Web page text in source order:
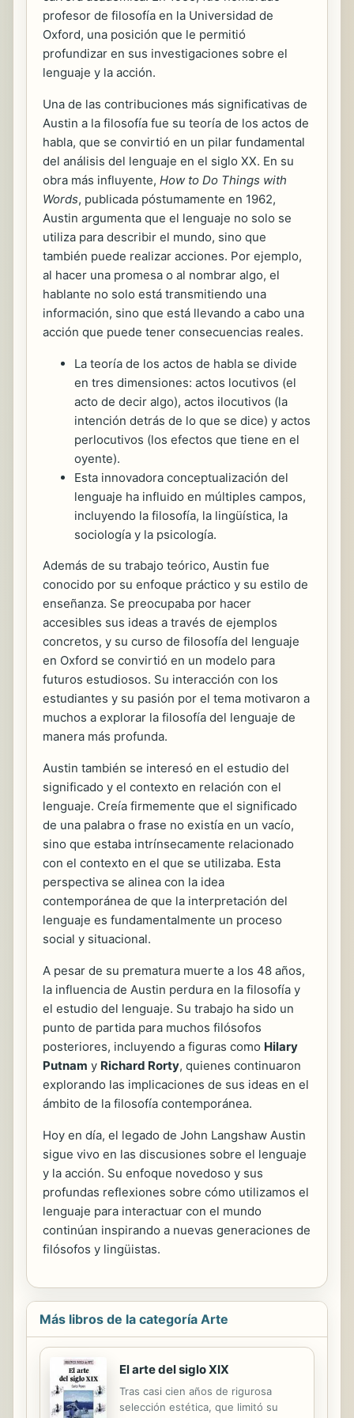
profesor de filosofía en la Universidad de
Oxford, una posición que le permitió
profundizar en sus investigaciones sobre el
lenguaje y la acción.
Una de las contribuciones más significativas de
Austin a la filosofía fue su teoría de los actos de
habla, que se convirtió en un pilar fundamental
del análisis del lenguaje en el siglo XX. En su
obra más influyente, How to Do Things with
Words, publicada póstumamente en 1962,
Austin argumenta que el lenguaje no solo se
utiliza para describir el mundo, sino que
también puede realizar acciones. Por ejemplo,
al hacer una promesa o al nombrar algo, el
hablante no solo está transmitiendo una
información, sino que está llevando a cabo una
acción que puede tener consecuencias reales.
La teoría de los actos de habla se divide
en tres dimensiones: actos locutivos (el
acto de decir algo), actos ilocutivos (la
intención detrás de lo que se dice) y actos
perlocutivos (los efectos que tiene en el
oyente).
Esta innovadora conceptualización del
lenguaje ha influido en múltiples campos,
incluyendo la filosofía, la lingüística, la
sociología y la psicología.
Además de su trabajo teórico, Austin fue
conocido por su enfoque práctico y su estilo de
enseñanza. Se preocupaba por hacer
accesibles sus ideas a través de ejemplos
concretos, y su curso de filosofía del lenguaje
en Oxford se convirtió en un modelo para
futuros estudiosos. Su interacción con los
estudiantes y su pasión por el tema motivaron a
muchos a explorar la filosofía del lenguaje de
manera más profunda.
Austin también se interesó en el estudio del
significado y el contexto en relación con el
lenguaje. Creía firmemente que el significado
de una palabra o frase no existía en un vacío,
sino que estaba intrínsecamente relacionado
con el contexto en el que se utilizaba. Esta
perspectiva se alinea con la idea
contemporánea de que la interpretación del
lenguaje es fundamentalmente un proceso
social y situacional.
A pesar de su prematura muerte a los 48 años,
la influencia de Austin perdura en la filosofía y
el estudio del lenguaje. Su trabajo ha sido un
punto de partida para muchos filósofos
posteriores, incluyendo a figuras como Hilary
Putnam y Richard Rorty, quienes continuaron
explorando las implicaciones de sus ideas en el
ámbito de la filosofía contemporánea.
Hoy en día, el legado de John Langshaw Austin
sigue vivo en las discusiones sobre el lenguaje
y la acción. Su enfoque novedoso y sus
profundas reflexiones sobre cómo utilizamos el
lenguaje para interactuar con el mundo
continúan inspirando a nuevas generaciones de
filósofos y lingüistas.
Más libros de la categoría Arte
El arte del siglo XIX
Tras casi cien años de rigurosa
selección estética, que limitó su